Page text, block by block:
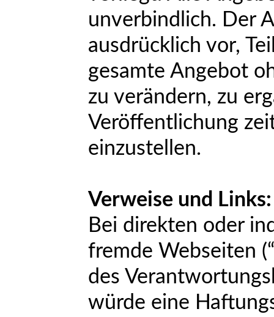
unverbindlich. Der
ausdrücklich vor,
gesamte Angebot
zu verändern, zu
Veröffentlichung
einzustellen.
Verweise und Links:
Bei direkten oder
fremde Webseiten
des
würde eine